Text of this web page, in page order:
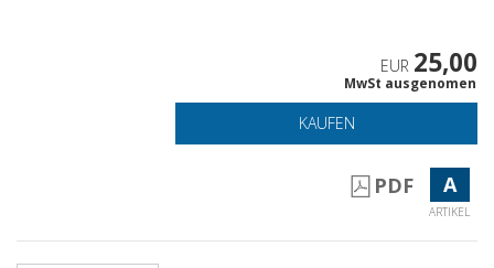
EUR 25,00
MwSt ausgenomen
KAUFEN
PDF A
ARTIKEL